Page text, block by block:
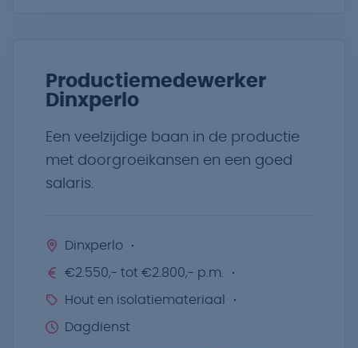
Productiemedewerker
Dinxperlo
Een veelzijdige baan in de productie
met doorgroeikansen en een goed
salaris.
Dinxperlo
€2.550,- tot €2.800,- p.m.
Hout en isolatiemateriaal
Dagdienst